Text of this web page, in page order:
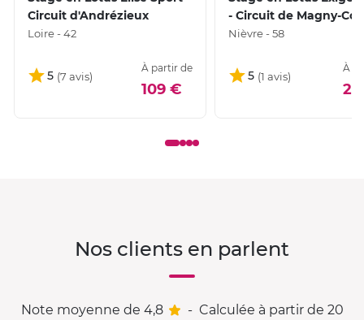
Circuit d'Andrézieux
Loire - 42
5
À partir de
109 €
- Circuit de Magny-
Nièvre - 58
5
À
Nos clients en parlent
Note moyenne de 4,8 - Calculée à partir de 20